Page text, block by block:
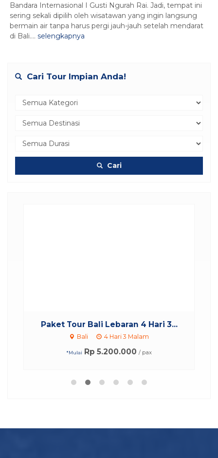
Bandara Internasional I Gusti Ngurah Rai. Jadi, tempat ini
sering sekali dipilih oleh wisatawan yang ingin langsung
bermain air tanpa harus pergi jauh-jauh setelah mendarat
di Bali.... selengkapnya
Cari Tour Impian Anda!
Cari
Paket Tour Bali Lebaran 4 Hari 3...
Bali 4 Hari 3 Malam
*Mulai Rp 5.200.000 / pax